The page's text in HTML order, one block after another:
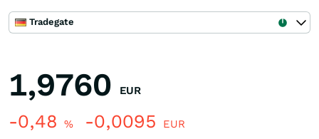
Tradegate
1,9760 EUR
-0,48 % -0,0095 EUR